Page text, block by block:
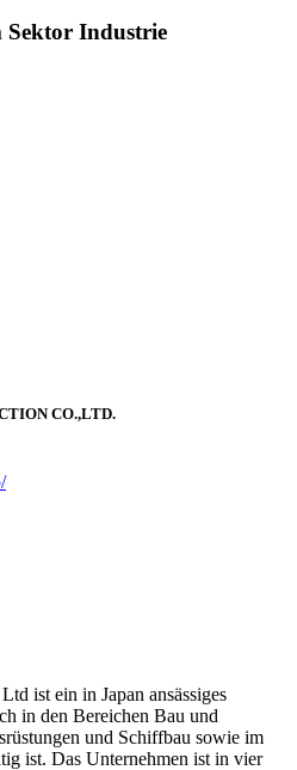
Sektor Industrie
CO.,LTD.
ist ein in Japan ansässiges
in den Bereichen Bau und
und Schiffbau sowie im
ist. Das Unternehmen ist in vier